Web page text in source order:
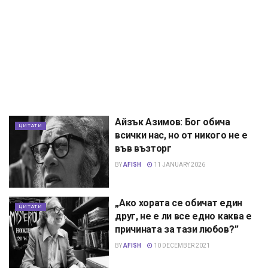
ЦИТАТИ
Айзък Азимов: Бог обича
всички нас, но от никого не е
във възторг
BYAFISH 11 JANUARY 2026
ЦИТАТИ
„Ако хората се обичат един
друг, не е ли все едно каква е
причината за тази любов?”
BYAFISH 10 DECEMBER 2021